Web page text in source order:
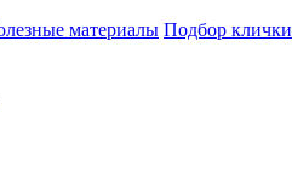
материалы Подбор клички